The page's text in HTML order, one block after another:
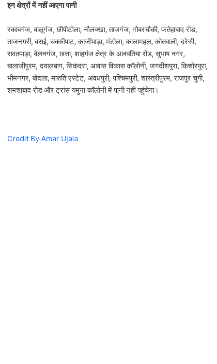
इन क्षेत्रों में नहीं आएगा पानी
रकाबगंज, बालूगंज, छीपीटोला, नौलक्खा, ताजगंज, गोबरचौकी, फतेहाबाद रोड,
ताजनगरी, बसई, चक्कीपाट, काजीपाड़ा, मंटोला, कालामहल, कोतवाली, दरेसी,
रावतपाड़ा, बेलनगंज, छत्ता, शाहगंज क्षेत्र के अलबतिया रोड, सुभाष नगर,
बालाजीपुरम, दयालबाग, सिकंदरा, आवास विकास कॉलोनी, जगदीशपुरा, किशोरपुरा,
भीमनगर, बोदला, मारुति एस्टेट, अवधपुरी, पश्चिमपुरी, शास्त्रीपुरम, राजपुर चुंगी,
शमशाबाद रोड और ट्रांस यमुना कॉलोनी में पानी नहीं पहुंचेगा।
Credit By Amar Ujala